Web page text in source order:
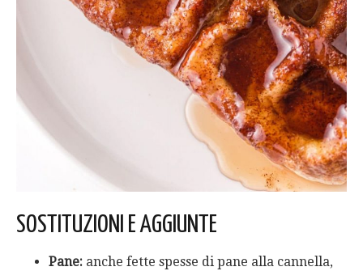
SOSTITUZIONI E AGGIUNTE
Pane: anche fette spesse di pane alla cannella,